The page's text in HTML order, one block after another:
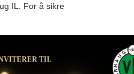
IL. For å sikre